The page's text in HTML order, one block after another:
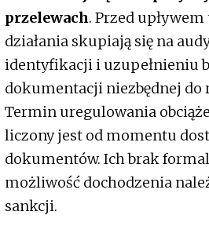
przelewach. Przed
działania skupiają się na
identyfikacji i uzupełnieniu
dokumentacji niezbędnej do
Termin uregulowania
liczony jest od momentu
dokumentów. Ich brak
możliwość dochodzenia
sankcji.